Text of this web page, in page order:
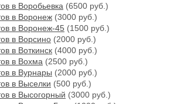
в Воробьевка (6500 руб.)
в Воронеж (3000 руб.)
в Воронеж-45 (1500 руб.)
в Ворсино (2000 руб.)
в Воткинск (4000 руб.)
в Вохма (2500 руб.)
в Вурнары (2000 руб.)
в Выселки (500 руб.)
в Высогорный (3000 руб.)